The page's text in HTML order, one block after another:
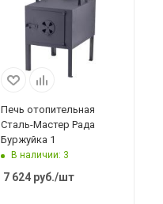
Печь отопительная
Сталь-Мастер Рада
Буржуйка 1
В наличии: 3
7 624руб./шт